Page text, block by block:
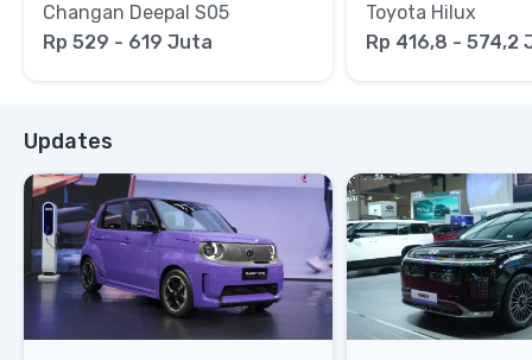
Changan Deepal S05
Rp 529 - 619 Juta
Toyota Hilux
Rp 416,8 - 574,2
Updates